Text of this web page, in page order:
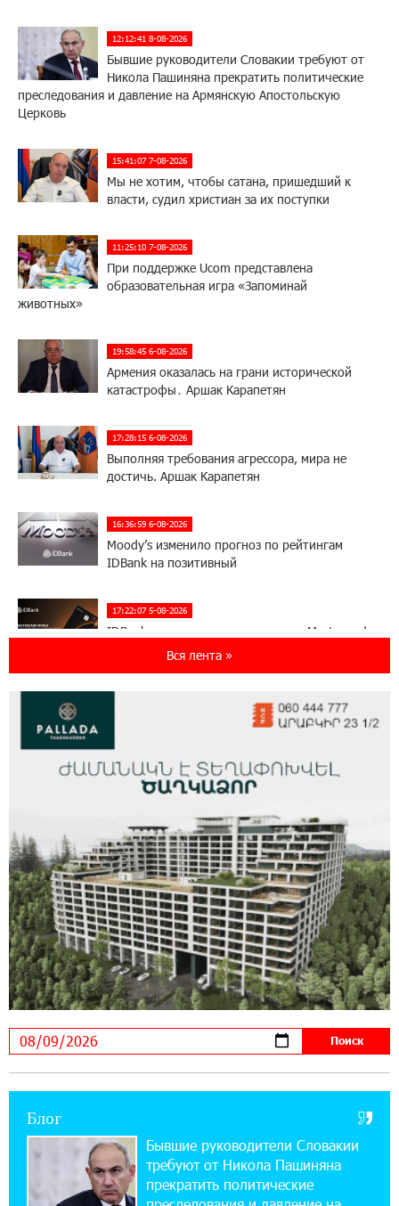
12:12:41 8-08-2026
Бывшие руководители Словакии требуют от
Никола Пашиняна прекратить политические
преследования и давление на Армянскую Апостольскую
Церковь
15:41:07 7-08-2026
Мы не хотим, чтобы сатана, пришедший к
власти, судил христиан за их поступки
11:25:10 7-08-2026
При поддержке Ucom представлена
образовательная игра «Запоминай
животных»
19:58:45 6-08-2026
Армения оказалась на грани исторической
катастрофы․ Аршак Карапетян
17:28:15 6-08-2026
Выполняя требования агрессора, мира не
достичь. Аршак Карапетян
16:36:59 6-08-2026
Moody’s изменило прогноз по рейтингам
IDBank на позитивный
17:22:07 5-08-2026
IDBank представляет новую карту Mastercard
World с преимуществами для путешествий и
мониторинг дикой природы в Гнишике с
помощью солнечной энергии
Ucom и FPWC обеспечат круглосуточный
мониторинг дикой природы в Гнишике с
помощью солнечной энергии
22:41:05 3-08-2026
Idram и IDBank - рядом со стартапами на
Seaside Startup Summit
10:12:55 3-08-2026
В мобильном приложении Юнибанка теперь
можно зарегистрироваться также с помощью
«Бесплатные бонусы в играх»: IDBank
предупреждает о кибератаках на школьников
11:21:15 31-07-2026
Вся лента »
Блог
Бывшие руководители Словакии
требуют от Никола Пашиняна
прекратить политические